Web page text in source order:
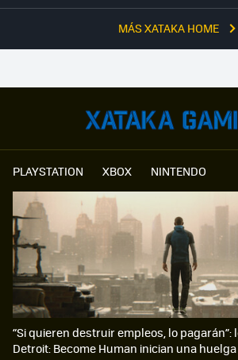
MÁS XATAKA HOME
PLAYSTATION XBOX NINTENDO
“Si quieren destruir empleos, lo pagarán”:
Detroit: Become Human inician una